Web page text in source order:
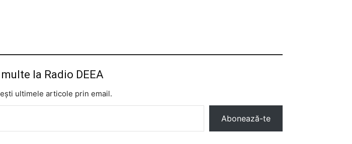
la Radio DEEA
ultimele articole prin email.
Abonează-te